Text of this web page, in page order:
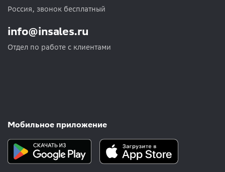
info@insales.ru
Отдел по работе с клиентами
Россия, звонок бесплатный
Мобильное приложение